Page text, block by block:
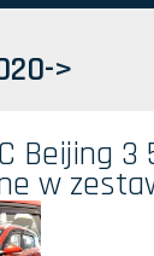
>
Beijing 3
w